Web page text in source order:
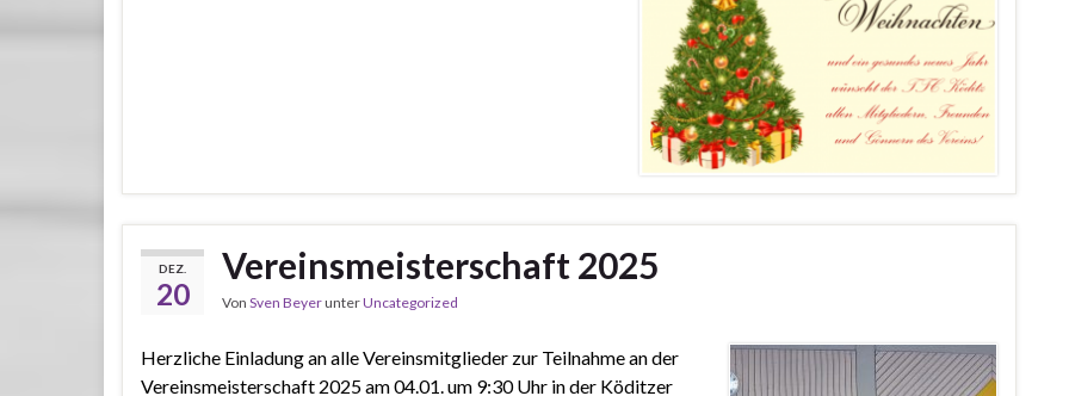
DEZ.
20
Vereinsmeisterschaft 2025
Von Sven BeyerunterUncategorized
Herzliche Einladung an alle Vereinsmitglieder zur Teilnahme an der
Vereinsmeisterschaft 2025 am 04.01. um 9:30 Uhr in der Köditzer